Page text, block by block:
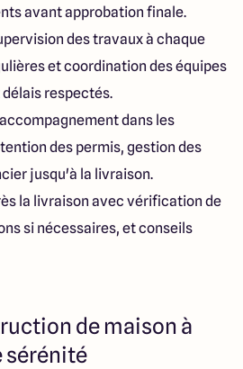
avant approbation finale.
des travaux à chaque
et coordination des équipes
respectés.
dans les
des permis, gestion des
jusqu'à la livraison.
la livraison avec vérification de
si nécessaires, et conseils
de maison à
sérénité